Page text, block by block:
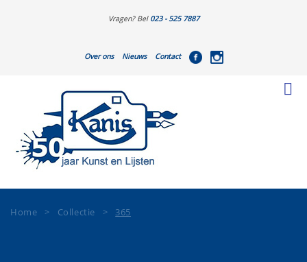
Vragen? Bel 023 - 525 7887
Over ons Nieuws Contact
Home > Collectie > 365